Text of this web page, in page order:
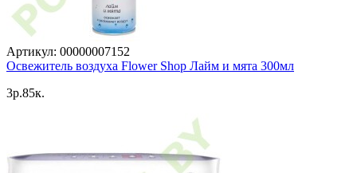
Артикул: 00000007152
Освежитель воздуха Flower Shop Лайм и мята 300мл
3p.85к.